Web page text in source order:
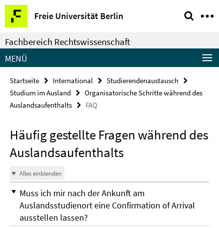
Springe
direkt
zu
Inhalt
Freie Universität Berlin
Service-
Navigation
Fachbereich Rechtswissenschaft
MENÜ
Startseite International
Studierendenaustausch
Studium im Ausland
Organisatorische Schritte während des
Auslandsaufenthalts
FAQ
Häufig gestellte Fragen während des
Auslandsaufenthalts
Alles einblenden
Muss ich mir nach der Ankunft am
Auslandsstudienort eine Confirmation of Arrival
ausstellen lassen?